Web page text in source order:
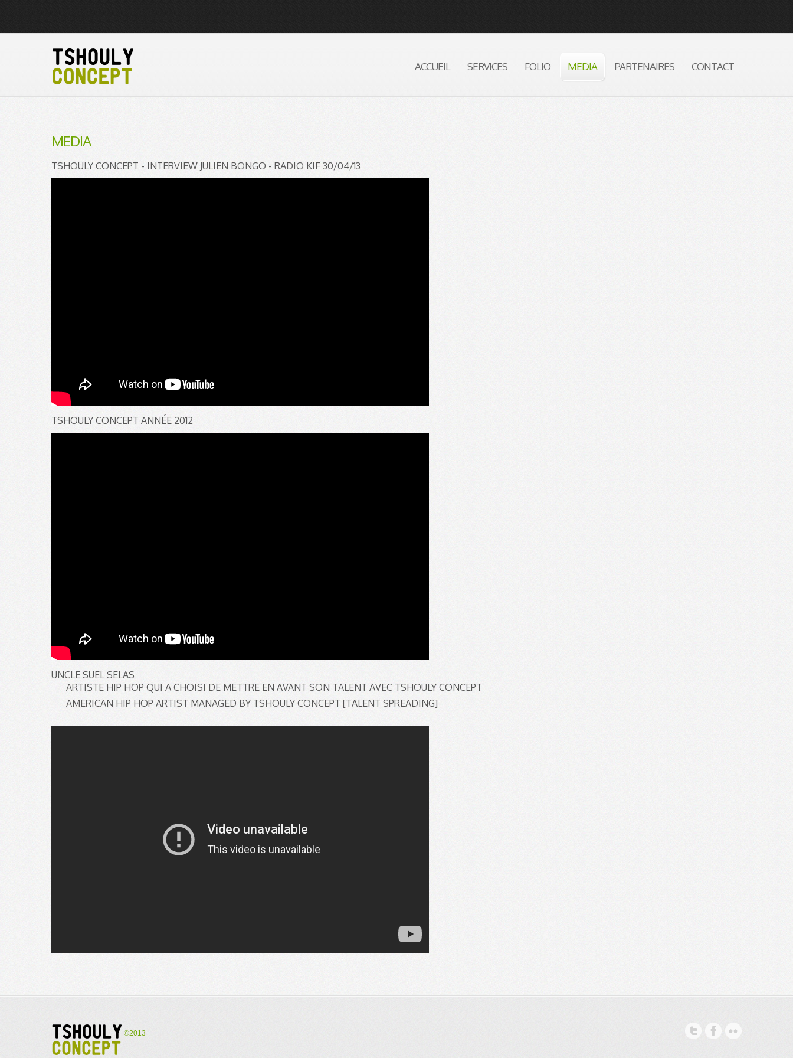
ACCUEIL SERVICES FOLIO MEDIA PARTENAIRES CONTACT
MEDIA
TSHOULY CONCEPT - INTERVIEW JULIEN BONGO - RADIO KIF 30/04/13
TSHOULY CONCEPT ANNÉE 2012
UNCLE SUEL SELAS
ARTISTE HIP HOP QUI A CHOISI DE METTRE EN AVANT SON TALENT AVEC TSHOULY CONCEPT
AMERICAN HIP HOP ARTIST MANAGED BY TSHOULY CONCEPT [TALENT SPREADING]
©2013